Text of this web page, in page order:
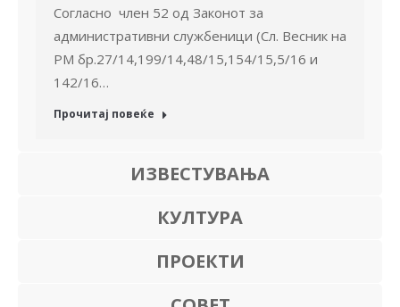
Согласно член 52 од Законот за
административни службеници (Сл. Весник на
РМ бр.27/14,199/14,48/15,154/15,5/16 и
142/16…
Прочитај повеќе
ИЗВЕСТУВАЊА
КУЛТУРА
ПРОЕКТИ